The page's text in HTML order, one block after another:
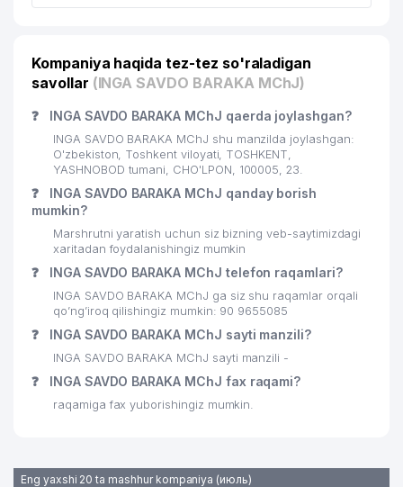
25 YELLOW PAGES MChJ
26 INVESTXOMASHYO MChJ 896 м
27 XITOYCHA LAZZATI MChJ
28 SUMMERTIME HAPPINESS MChJ
29
KASALXONASI DK
972 м
Kompaniya haqida tez-tez so'raladigan
savollar (INGA SAVDO BARAKA MChJ)
❓ INGA SAVDO BARAKA MChJ qaerda joylashgan?
INGA SAVDO BARAKA MChJ shu manzilda joylashgan:
O'zbekiston, Toshkent viloyati, TOSHKENT,
YASHNOBOD tumani, CHO'LPON, 100005, 23.
❓
INGA SAVDO BARAKA MChJ qanday borish
mumkin?
Marshrutni yaratish uchun siz bizning veb-saytimizdagi
xaritadan foydalanishingiz mumkin
❓ INGA SAVDO BARAKA MChJ telefon raqamlari?
INGA SAVDO BARAKA MChJ ga siz shu raqamlar orqali
qo’ng’iroq qilishingiz mumkin: 90 9655085
❓ INGA SAVDO BARAKA MChJ sayti manzili?
INGA SAVDO BARAKA MChJ sayti manzili -
❓ INGA SAVDO BARAKA MChJ fax raqami?
raqamiga fax yuborishingiz mumkin.
Eng yaxshi 20 ta mashhur kompaniya (июль)